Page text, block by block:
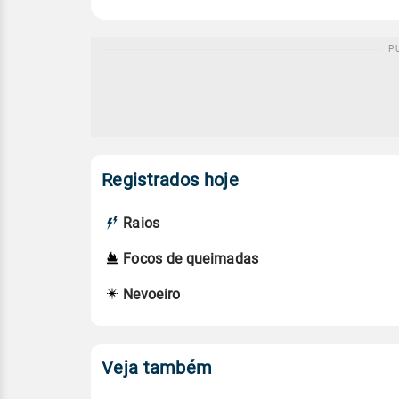
Registrados hoje
Raios
Focos de queimadas
Nevoeiro
Veja também